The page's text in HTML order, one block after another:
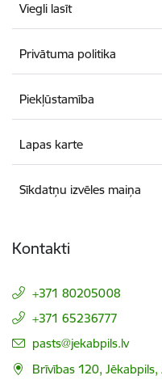
Viegli lasīt
Privātuma politika
Piekļūstamība
Lapas karte
Sīkdatņu izvēles maiņa
Kontakti
+371 80205008
+371 65236777
E-pasts:
pasts@jekabpils.lv
Brīvības 120,